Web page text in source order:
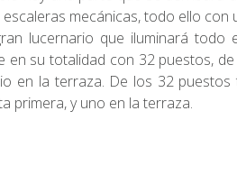
mecánicas, todo ello con
lucernario que iluminará todo
en su totalidad con 32 puestos,
en la terraza. De los 32
primera, y uno en la terraza.